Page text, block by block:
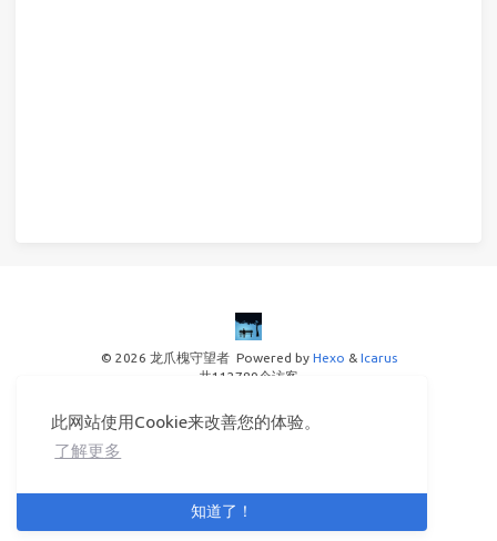
此网站使用Cookie来改善您的体验。
了解更多
知道了！
© 2026 龙爪槐守望者Powered by Hexo & Icarus
共112789 个访客
备案号：湘ICP备15019925号-1